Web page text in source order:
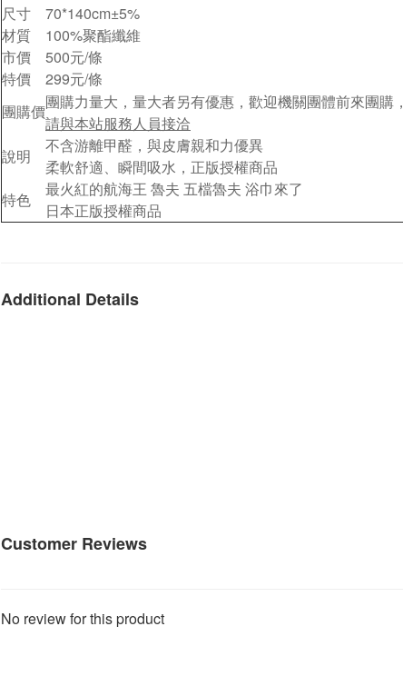
尺寸
70*140cm±5%
材質
100%聚酯纖維
市價
500元/條
特價
299元/條
團購價團購力量大，量大者另有優惠，歡迎機關團體前來團購，
請與本站服務人員接洽
說明
不含游離甲醛，與皮膚親和力優異
柔軟舒適、瞬間吸水，正版授權商品
特色
最火紅的航海王 魯夫 五檔魯夫 浴巾來了
日本正版授權商品
Additional Details
Customer Reviews
No review for this product